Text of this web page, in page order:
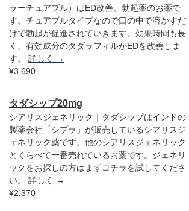
ラーチュアブル）はED改善、勃起薬のお薬で
す。チュアブルタイプなので口の中で溶かすだ
けで勃起が促進されていきます。効果時間も長
く、有効成分のタダラフィルがEDを改善しま
す。 詳しく
→
¥3,690
タダシップ20mg
シアリスジェネリック｜タダシップはインドの
製薬会社「シプラ」が販売しているシアリスジ
ェネリック薬です。他のシアリスジェネリック
とくらべて一番売れているお薬です。ジェネリ
ックをお探しの方はまずコチラを試してくださ
い。 詳しく
→
¥2,370